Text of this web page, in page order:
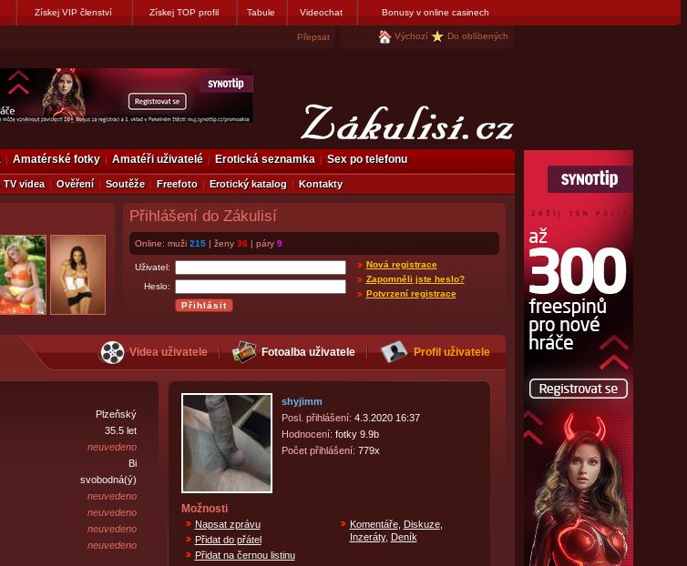
Získej VIP členství Získej TOP profil Tabule Videochat Bonusy v online casinech
Přepsat Výchozí Do oblíbených
Amatérské fotky Amatéři uživatelé Erotická seznamka Sex po telefonu
TV videa Ověření Soutěže Freefoto Erotický katalog Kontakty
Přihlášení do Zákulisí
Online: muži 215| ženy 36| páry 9
Uživatel:
Heslo:
Nová registrace
Zapomněli jste heslo?
Potvrzení registrace
Videa uživatele Fotoalba uživatele Profil uživatele
Plzeňský
35.5 let
neuvedeno
Bi
svobodná(ý)
neuvedeno
neuvedeno
neuvedeno
neuvedeno
shyjimm
Posl. přihlášení: 4.3.2020 16:37
Hodnocení: fotky 9.9b
Počet přihlášení: 779x
Možnosti
Napsat zprávu
Přidat do přátel
Přidat na černou listinu
Komentáře, Diskuze,
Inzeráty, Deník